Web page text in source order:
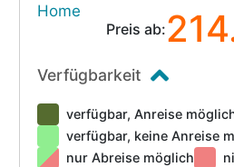
Home
Preis ab:
Verfügbarkeit
verfügbar, Anreise
verfügbar, keine Anreise
nur Abreise möglich